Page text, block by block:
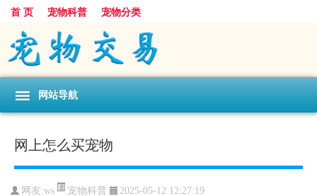
首 页 宠物科普 宠物分类
网站导航
网上怎么买宠物
网友:ws 宠物科普 2025-05-12 12:27:19